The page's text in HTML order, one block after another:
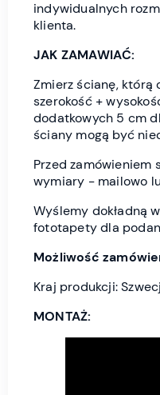
indywidualnych
klienta.
JAK ZAMAWIAĆ:
Zmierz ścianę, którą
szerokość +
dodatkowych 5 cm
ściany mogą być
Przed zamówieniem
wymiary - mailowo
Wyślemy dokładną
fototapety dla
Możliwość
Kraj produkcji:
MONTAŻ: